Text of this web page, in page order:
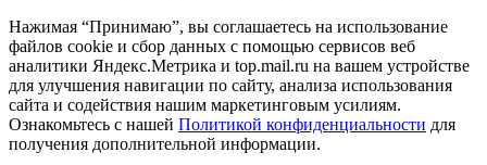
Нажимая “Принимаю”, вы соглашаетесь на использование
файлов cookie и сбор данных с помощью сервисов веб
аналитики Яндекс.Метрика и top.mail.ru на вашем устройстве
для улучшения навигации по сайту, анализа использования
сайта и содействия нашим маркетинговым усилиям.
Ознакомьтесь с нашей Политикой конфиденциальности для
получения дополнительной информации.